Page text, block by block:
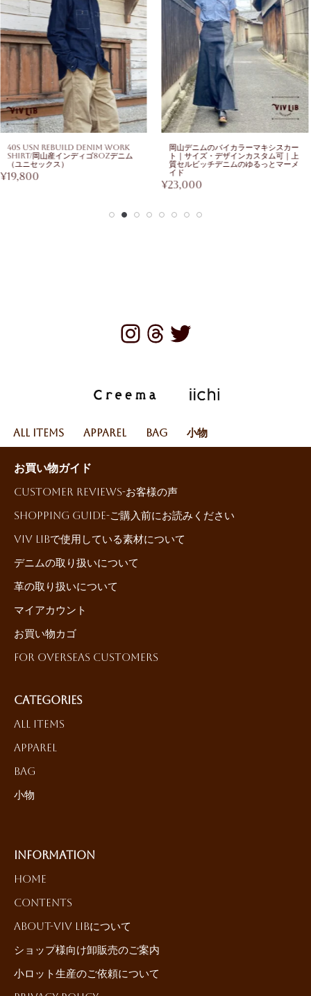
40s USN Rebuild Denim Work
Shirt/岡山産インディゴ8ozデニム
（ユニセックス）
19,800
岡山デニムのバイカラーマキシスカー
ト｜サイズ・デザインカスタム可｜上
質セルビッチデニムのゆるっとマーメ
イド
¥23,000
All Items Apparel Bag 小物
お買い物ガイド
Customer reviews-お客様の声
Shopping Guide-ご購入前にお読みください
ViV LiBで使用している素材について
デニムの取り扱いについて
革の取り扱いについて
マイアカウント
お買い物カゴ
For Overseas Customers
Categories
All Items
Apparel
Bag
小物
Information
HOME
Contents
About-ViV LiBについて
ショップ様向け卸販売のご案内
小ロット生産のご依頼について